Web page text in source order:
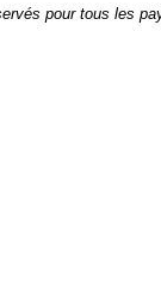
pour tous les